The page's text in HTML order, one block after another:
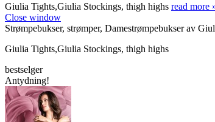
Giulia Tights,Giulia Stockings, thigh highs read more
Close window
Strømpebukser, strømper, Damestrømpebukser av
Giulia Tights,Giulia Stockings, thigh highs
bestselger
Antydning!